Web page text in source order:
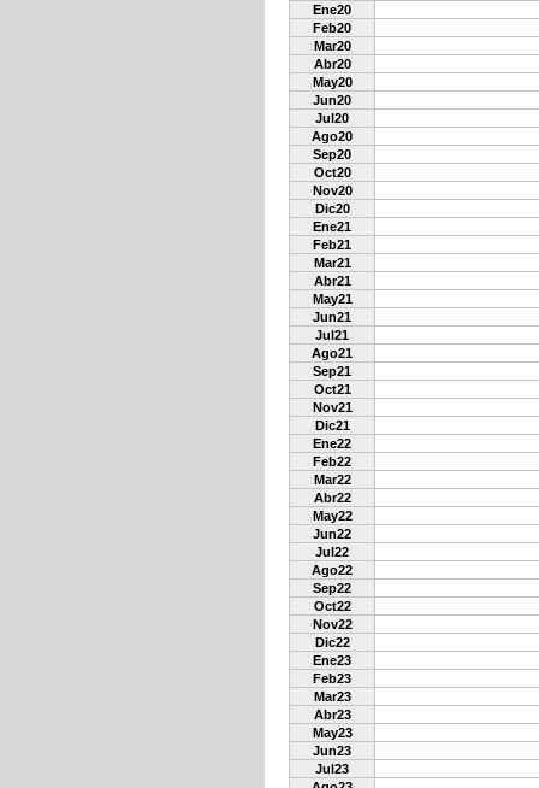
Ene20
Feb20
Mar20
Abr20
May20
Jun20
Jul20
Ago20
Sep20
Oct20
Nov20
Dic20
Ene21
Feb21
Mar21
Abr21
May21
Jun21
Jul21
Ago21
Sep21
Oct21
Nov21
Dic21
Ene22
Feb22
Mar22
Abr22
May22
Jun22
Jul22
Ago22
Sep22
Oct22
Nov22
Dic22
Ene23
Feb23
Mar23
Abr23
May23
Jun23
Jul23